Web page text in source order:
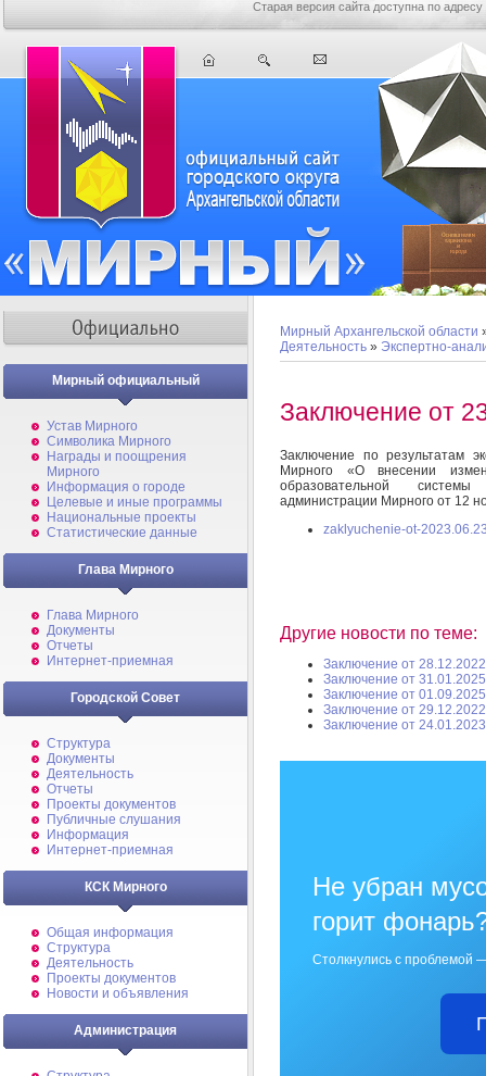
Старая версия сайта доступна по адресу
Мирный официальный
Устав Мирного
Символика Мирного
Награды и поощрения
Мирного
Информация о городе
Целевые и иные программы
Национальные проекты
Статистические данные
Глава Мирного
Глава Мирного
Документы
Отчеты
Интернет-приемная
Городской Совет
Структура
Документы
Деятельность
Отчеты
Проекты документов
Публичные слушания
Информация
Интернет-приемная
КСК Мирного
Общая информация
Структура
Деятельность
Проекты документов
Новости и объявления
Администрация
Мирный Архангельской области
Деятельность » Экспертно-
Заключение от
Заключение по результатам
Мирного «О внесении
образовательной
администрации Мирного от 12
zaklyuchenie-ot-
Другие новости по теме:
Заключение от 28.12.2022
Заключение от 31.01.2025
Заключение от 01.09.2025
Заключение от 29.12.2022
Заключение от 24.01.2023
Не убран
горит
Столкнулись с проблемой